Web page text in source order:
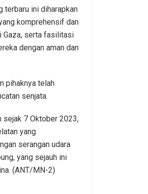
terbaru ini diharapkan
komprehensif dan
Gaza, serta fasilitasi
dengan aman dan
pihaknya telah
senjata.
sejak 7 Oktober 2023,
yang
serangan udara
yang sejauh ini
(ANT/MN-2)